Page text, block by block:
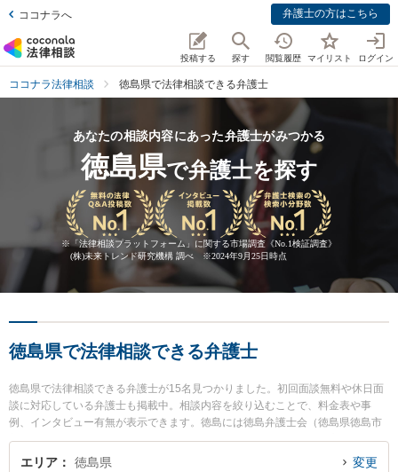
ココナラへ 弁護士の方はこちら
投稿する 探す 閲覧履歴 マイリスト ログイン
ココナラ法律相談 徳島県で法律相談できる弁護士
あなたの相談内容にあった弁護士がみつかる
徳島県で弁護士を探す
※「法律相談プラットフォーム」に関する市場調査《No.1検証調査》
(株)未来トレンド研究機構 調べ ※2024年9月25日時点
徳島県で法律相談できる弁護士
徳島県で法律相談できる弁護士が15名見つかりました。初回面談無料や休日面
談に対応している弁護士も掲載中。相談内容を絞り込むことで、料金表や事
例、インタビュー有無が表示できます。徳島には徳島弁護士会（徳島県徳島市
新蔵町１丁目）があります。弁護士の傾向として、行政・司法の中心で裁判
所、役所、法律相談センターなどが集積する弁護士会の近くに法律事務所を構
エリア 徳島県 変更